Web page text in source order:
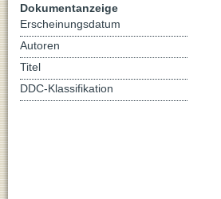
Dokumentanzeige
Erscheinungsdatum
Autoren
Titel
DDC-Klassifikation